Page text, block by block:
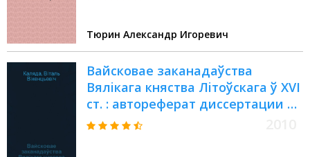
Тюрин Александр Игоревич
Вайсковае заканадаўства
Вялiкага княства Лiтоўскага ў ХVI
ст. : автореферат диссертации на
соискание ученой степени к.ю.н. :